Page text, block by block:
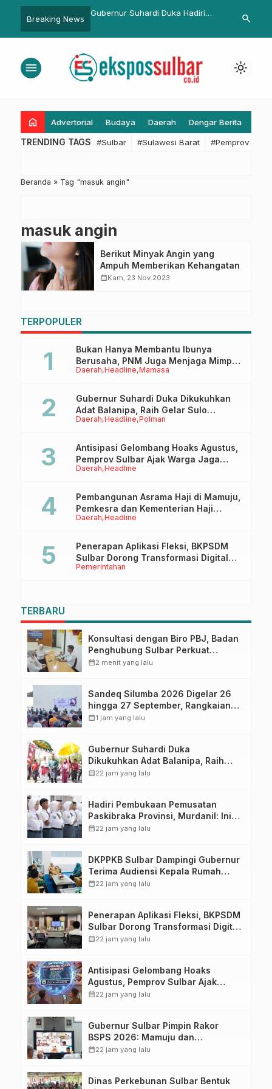
Breaking News
Gubernur Suhardi Duka Hadiri
Kemerdekaan dengan
Pemkab
Bendera
search
menu light_mode
home Advertorial Budaya Daerah Dengar Berita
TRENDING TAGS #Sulbar #Sulawesi Barat #Pemprov
Beranda » Tag "masuk angin"
masuk angin
Berikut Minyak Angin yang
Ampuh Memberikan Kehangatan
calendar_monthKam, 23 Nov 2023
TERPOPULER
Daerah Headline Mamasa
Bukan Hanya Membantu Ibunya
Berusaha, PNM Juga Menjaga Mimpi
Anaknya Untuk Menggapai Cita-Cita
Daerah Headline Polman
Gubernur Suhardi Duka Dikukuhkan
Adat Balanipa, Raih Gelar Sulo
Tappidena
Daerah Headline
Antisipasi Gelombang Hoaks Agustus,
Pemprov Sulbar Ajak Warga Jaga
Ruang Digital
Daerah Headline
Pembangunan Asrama Haji di Mamuju,
Pemkesra dan Kementerian Haji
Sulbar Tinjau Lokasi
Pemerintahan
Penerapan Aplikasi Fleksi, BKPSDM
Sulbar Dorong Transformasi Digital
Sistem Kehadiran ASN
TERBARU
Konsultasi dengan Biro PBJ, Badan
Penghubung Sulbar Perkuat
Administrasi Pengadaan
calendar_month2 menit yang lalu
Sandeq Silumba 2026 Digelar 26
hingga 27 September, Rangkaian
HUT Sulbar
calendar_month1 jam yang lalu
Gubernur Suhardi Duka
Dikukuhkan Adat Balanipa, Raih
Gelar Sulo Tappidena
calendar_month22 jam yang lalu
Hadiri Pembukaan Pemusatan
Paskibraka Provinsi, Murdanil: Ini
Membentuk Karakter Hingga
calendar_month22 jam yang lalu
DKPPKB Sulbar Dampingi Gubernur
Terima Audiensi Kepala Rumah
Sakit TK. III Punggawa Malolo
calendar_month22 jam yang lalu
Penerapan Aplikasi Fleksi, BKPSDM
Sulbar Dorong Transformasi Digital
Sistem Kehadiran ASN
calendar_month22 jam yang lalu
Antisipasi Gelombang Hoaks
Agustus, Pemprov Sulbar Ajak
Warga Jaga Ruang Digital
calendar_month22 jam yang lalu
Gubernur Sulbar Pimpin Rakor
BSPS 2026: Mamuju dan
Pasangkayu Masih Nol Realisasi
calendar_month22 jam yang lalu
Dinas Perkebunan Sulbar Bentuk